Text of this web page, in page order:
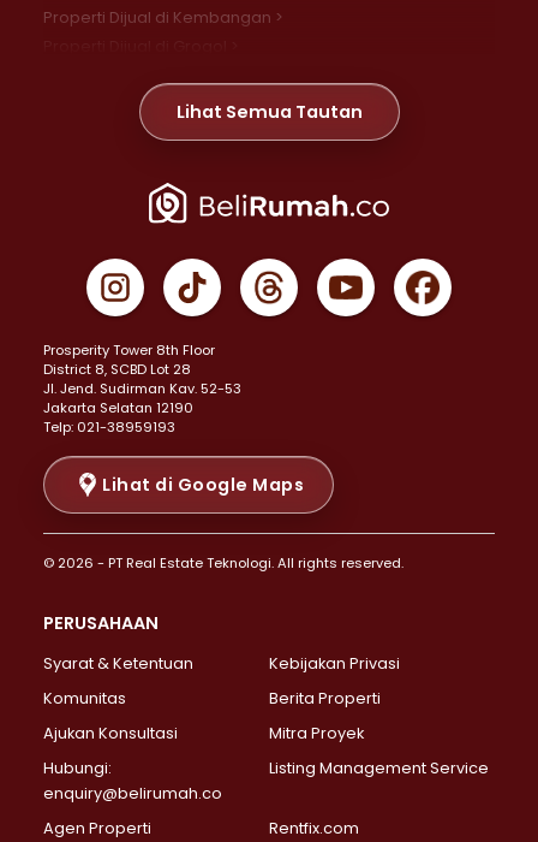
Properti Dijual di Kembangan >
Properti Dijual di Meruya >
Properti Dijual di Jelambar >
Properti Dijual di Jakarta Pusat >
Properti Dijual di Gambir >
Properti Dijual di Johar Baru >
Properti Dijual di Menteng >
Properti Dijual di Senen >
Properti Dijual di Tanah Abang >
Properti Dijual di Cikini >
Properti Dijual di Kramat >
Properti Dijual di Pasar Baru >
Properti Dijual di Bendungan Hilir >
Properti Dijual di Jakarta Selatan >
Properti Dijual di Lebak Bulus >
Properti Dijual di Gandaria Selatan >
Properti Dijual di Pondok Labu >
Properti Dijual di Lenteng Agung >
Properti Dijual di Senayan >
Properti Dijual di Pondok Pinang >
Lihat Semua Tautan
Prosperity Tower 8th Floor
District 8, SCBD Lot 28
JI. Jend. Sudirman Kav. 52-53
Jakarta Selatan 12190
Telp: 021-38959193
Lihat di Google Maps
© 2026 - PT Real Estate Teknologi. All rights reserved.
PERUSAHAAN
Syarat & Ketentuan
Kebijakan Privasi
Komunitas
Berita Properti
Ajukan Konsultasi
Mitra Proyek
Hubungi:
enquiry@belirumah.co
Listing Management Service
Agen Properti Rentfix.com